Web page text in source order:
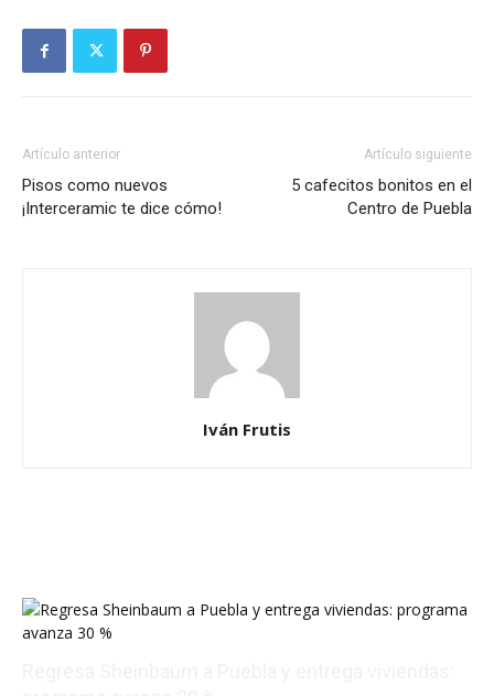
Artículo anterior
Pisos como nuevos
¡Interceramic te dice cómo!
Artículo siguiente
5 cafecitos bonitos en el
Centro de Puebla
Iván Frutis